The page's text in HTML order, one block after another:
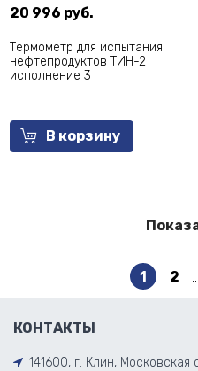
20 996 руб.
Термометр для испытания
нефтепродуктов ТИН-2
исполнение 3
В корзину
1 2 ...
КОНТАКТЫ
141600, г. Клин, Московская